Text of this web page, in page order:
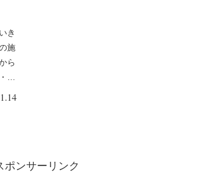
き
施
ら
背
6
ポンサーリンク